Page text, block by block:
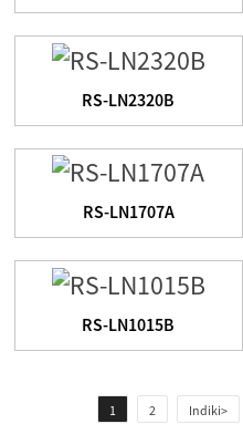
RS-LN2320B
RS-LN1707A
RS-LN1015B
1 2 Indiki>